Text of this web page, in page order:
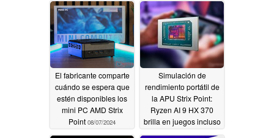
08/11/2024
El fabricante comparte
cuándo se espera que
estén disponibles los
mini PC AMD Strix
Point 08/07/2024
Simulación de
rendimiento portátil de
la APU Strix Point:
Ryzen AI 9 HX 370
brilla en juegos incluso